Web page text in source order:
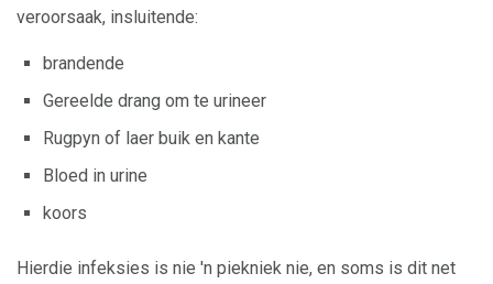
veroorsaak, insluitende:
brandende
Gereelde drang om te urineer
Rugpyn of laer buik en kante
Bloed in urine
koors
Hierdie infeksies is nie 'n piekniek nie, en soms is dit net